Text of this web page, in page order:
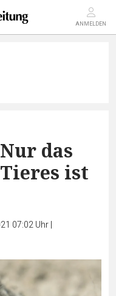
ANMELDEN
das
ist
07:02 Uhr|